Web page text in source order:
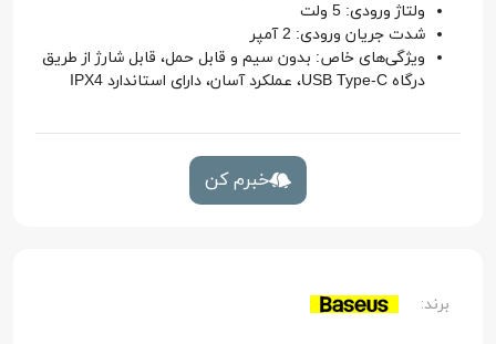
ولتاژ ورودی: 5 ولت
شدت جریان ورودی: 2 آمپر
ویژگی‌های خاص: بدون سیم و قابل حمل، قابل شارژ از طریق
درگاه USB Type-C، عملکرد آسان، دارای استاندارد IPX4
خبرم کن
برند: